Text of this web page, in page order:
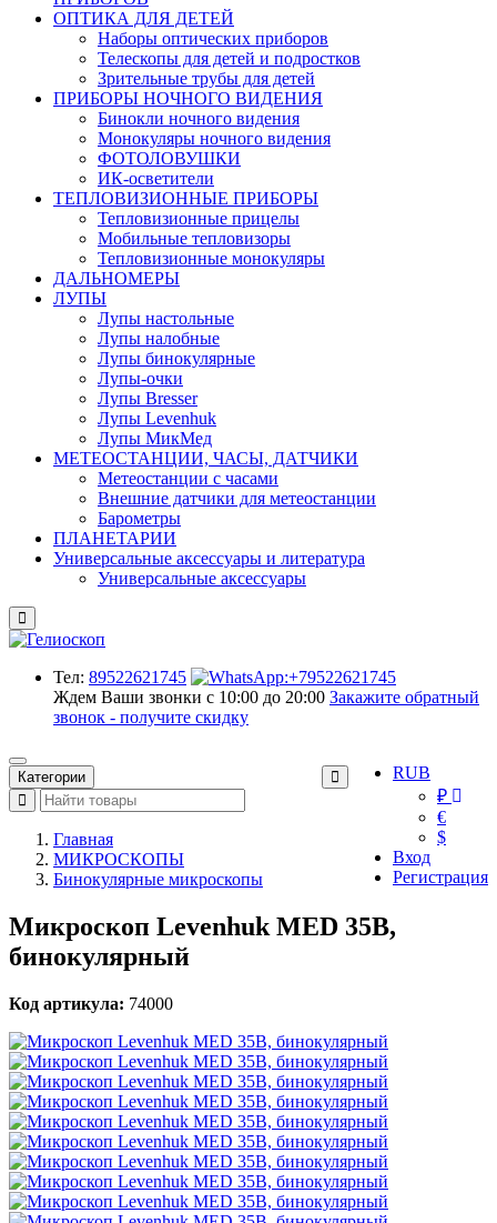
ОПТИКА ДЛЯ ДЕТЕЙ
Наборы оптических приборов
Телескопы для детей и подростков
Зрительные трубы для детей
ПРИБОРЫ НОЧНОГО ВИДЕНИЯ
Бинокли ночного видения
Монокуляры ночного видения
ФОТОЛОВУШКИ
ИК-осветители
ТЕПЛОВИЗИОННЫЕ ПРИБОРЫ
Тепловизионные прицелы
Мобильные тепловизоры
Тепловизионные монокуляры
ДАЛЬНОМЕРЫ
ЛУПЫ
Лупы настольные
Лупы налобные
Лупы бинокулярные
Лупы-очки
Лупы Bresser
Лупы Levenhuk
Лупы МикМед
МЕТЕОСТАНЦИИ, ЧАСЫ, ДАТЧИКИ
Метеостанции с часами
Внешние датчики для метеостанции
Барометры
ПЛАНЕТАРИИ
Универсальные аксессуары и литература
Универсальные аксессуары
Тел: 89522621745
Ждем Ваши звонки с 10:00 до 20:00 Закажите обратный
звонок - получите скидку
RUB
₽
€
$
Вход
Регистрация
Категории
Главная
МИКРОСКОПЫ
Бинокулярные микроскопы
Микроскоп Levenhuk MED 35B,
бинокулярный
Код артикула: 74000